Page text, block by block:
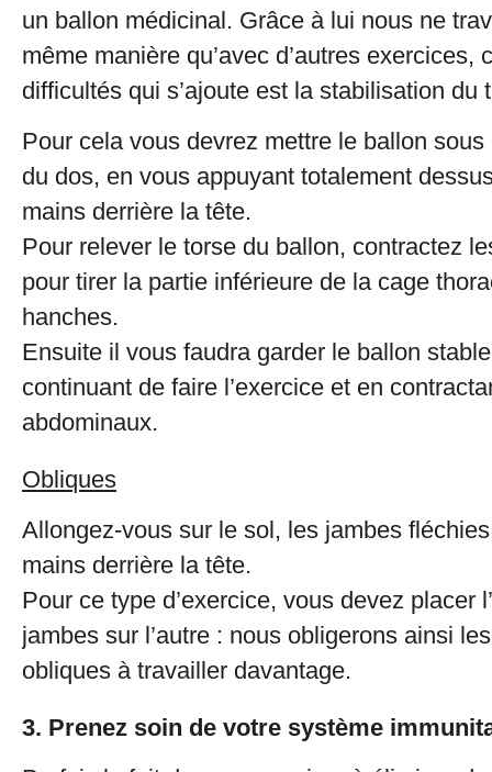
un ballon médicinal. Grâce à lui nous ne
même manière qu’avec d’autres exercices,
difficultés qui s’ajoute est la stabilisation du
Pour cela vous devrez mettre le ballon
du dos, en vous appuyant totalement
mains derrière la tête.
Pour relever le torse du ballon, contractez
pour tirer la partie inférieure de la cage
hanches.
Ensuite il vous faudra garder le ballon
continuant de faire l’exercice et en
abdominaux.
Obliques
Allongez-vous sur le sol, les jambes
mains derrière la tête.
Pour ce type d’exercice, vous devez placer
jambes sur l’autre : nous obligerons ainsi
obliques à travailler davantage.
3. Prenez soin de votre système